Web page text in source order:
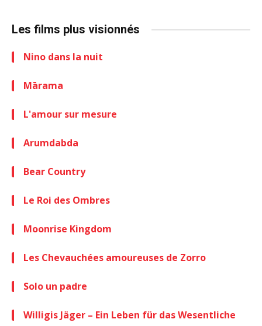
Les films plus visionnés
Nino dans la nuit
Mārama
L'amour sur mesure
Arumdabda
Bear Country
Le Roi des Ombres
Moonrise Kingdom
Les Chevauchées amoureuses de Zorro
Solo un padre
Willigis Jäger – Ein Leben für das Wesentliche